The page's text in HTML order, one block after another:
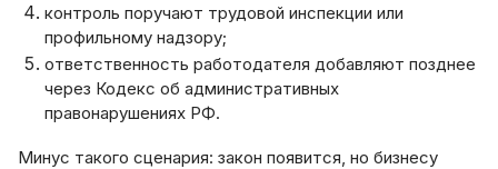
контроль поручают трудовой инспекции или
профильному надзору;
ответственность работодателя добавляют позднее
через Кодекс об административных
правонарушениях РФ.
Минус такого сценария: закон появится, но бизнесу